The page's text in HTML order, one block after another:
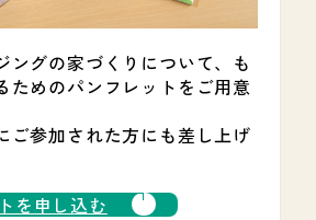
ングの家づくりについて、も
ためのパンフレットをご用意
ご参加された方にも差し上げ
を申し込む